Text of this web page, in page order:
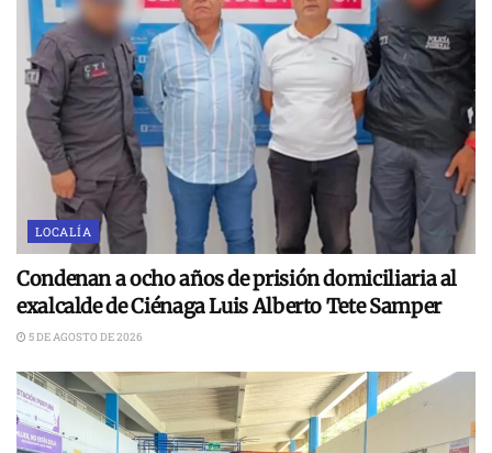
LOCALÍA
Condenan a ocho años de prisión domiciliaria al
exalcalde de Ciénaga Luis Alberto Tete Samper
5 DE AGOSTO DE 2026